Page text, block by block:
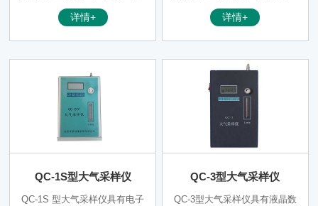
等部门采集各种有害气体的专用
仪器。该仪器具有抽气压力大，
广泛好评。
详情+
等部门采集各种有害气体的专用
仪器。该仪器具有抽气压力大，
多用等优点，深受国内外客户的
详情+
QC-1S型大气采样仪
QC-1S 型大气采样仪具有电子
QC-3型大气采样仪
QC-3型大气采样仪具有液晶数